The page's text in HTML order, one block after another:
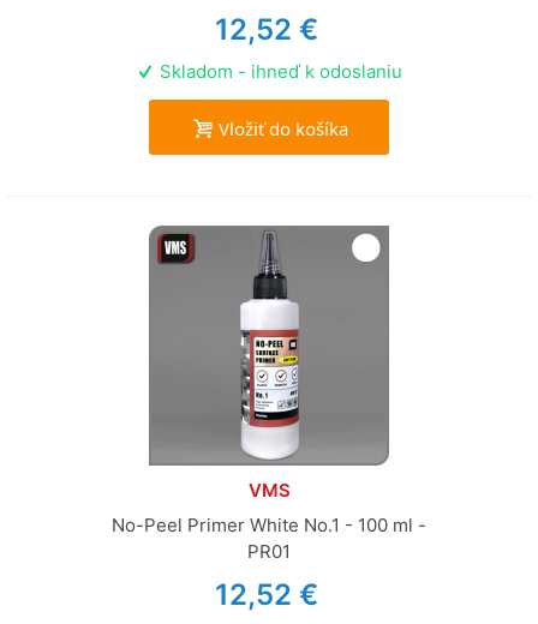
12,52 €
Skladom - ihneď k odoslaniu
Vložiť do košíka
VMS
No-Peel Primer White No.1 - 100 ml -
PR01
12,52 €